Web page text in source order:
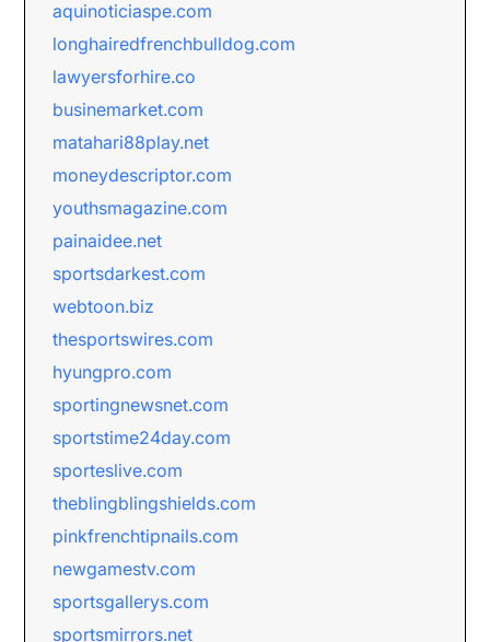
aquinoticiaspe.com
longhairedfrenchbulldog.com
lawyersforhire.co
businemarket.com
matahari88play.net
moneydescriptor.com
youthsmagazine.com
painaidee.net
sportsdarkest.com
webtoon.biz
thesportswires.com
hyungpro.com
sportingnewsnet.com
sportstime24day.com
sporteslive.com
theblingblingshields.com
pinkfrenchtipnails.com
newgamestv.com
sportsgallerys.com
sportsmirrors.net